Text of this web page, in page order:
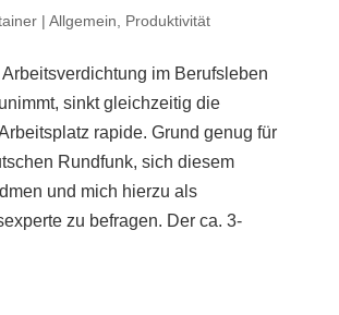
| Allgemein Produktivität
im Berufsleben
sinkt gleichzeitig die
rapide. Grund genug für
Rundfunk, sich diesem
und mich hierzu als
zu befragen. Der ca. 3-